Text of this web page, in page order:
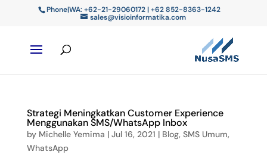
Phone|WA: +62-21-29060172 | +62 852-8363-1242
sales@visioinformatika.com
Strategi Meningkatkan Customer Experience
Menggunakan SMS/WhatsApp Inbox
by Michelle Yemima | Jul 16, 2021 | Blog, SMS Umum,
WhatsApp